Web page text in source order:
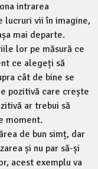
intrarea
lucruri vii în imagine,
mai departe.
lor pe măsură ce
ce alegeți să
cât de bine se
pozitivă care crește
ar trebui să
moment.
de bun simț, dar
și nu par să-și
acest exemplu va